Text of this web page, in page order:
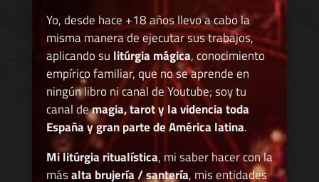
Yo, desde hace +18 años llevo a cabo la
misma manera de ejecutar sus trabajos,
aplicando su litúrgia mágica, conocimiento
empírico familiar, que no se aprende en
ningún libro ni canal de Youtube; soy tu
canal demagia, tarot y la videncia toda
España y gran parte de América latina.
Mi litúrgia ritualística, mi saber hacer con la
másalta brujería / santería, mis entidades